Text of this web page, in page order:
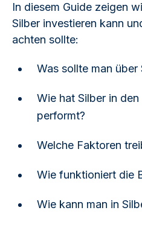
In diesem Guide zeigen
Silber investieren kann
achten sollte:
Was sollte man über
Wie hat Silber in
performt?
Welche Faktoren
Wie funktioniert die
Wie kann man in